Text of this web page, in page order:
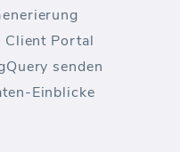
Portal
senden
Einblicke